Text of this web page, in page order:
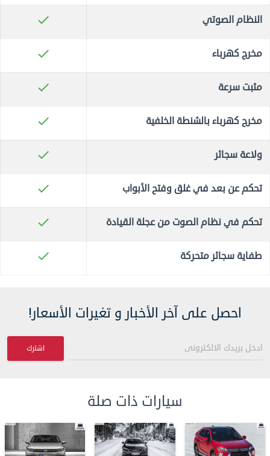
النظام الصوتي check
مخرج كهرباء check
مثبت سرعة check
مخرج كهرباء بالشنطة الخلفية check
ولاعة سجائر check
تحكم عن بعد في غلق وفتح الأبواب check
تحكم في نظام الصوت من عجلة القيادة check
طفاية سجائر متحركة check
احصل على آخر الأخبار و تغيرات الأسعار!
اشترك
سيارات ذات صلة